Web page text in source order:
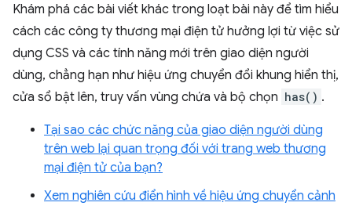
Khám phá các bài viết khác trong loạt bài này để tìm hiểu
cách các công ty thương mại điện tử hưởng lợi từ việc sử
dụng CSS và các tính năng mới trên giao diện người
dùng, chẳng hạn như hiệu ứng chuyển đổi khung hiển thị,
cửa sổ bật lên, truy vấn vùng chứa và bộ chọn has() .
Tại sao các chức năng của giao diện người dùng
trên web lại quan trọng đối với trang web thương
mại điện tử của bạn?
Xem nghiên cứu điển hình về hiệu ứng chuyển cảnh